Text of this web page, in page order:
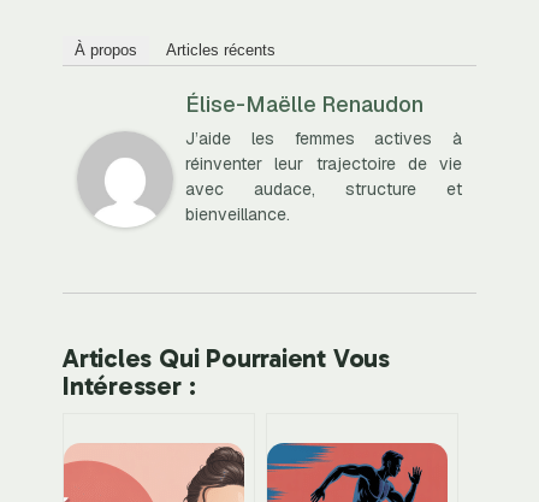
À propos Articles récents
Élise-Maëlle Renaudon
J’aide les femmes actives à
réinventer leur trajectoire de vie
avec audace, structure et
bienveillance.
Articles Qui Pourraient Vous
Intéresser :